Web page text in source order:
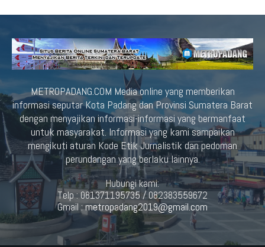
METROPADANG.COM Media online yang memberikan
informasi seputar Kota Padang dan Provinsi Sumatera Barat
dengan menyajikan informasi-informasi yang bermanfaat
untuk masyarakat. Informasi yang kami sampaikan
mengikuti aturan Kode Etik Jurnalistik dan pedoman
perundangan yang berlaku lainnya.
Hubungi kami:
Telp : 081371195735 / 082383559672
Gmail :metropadang2019@gmail.com